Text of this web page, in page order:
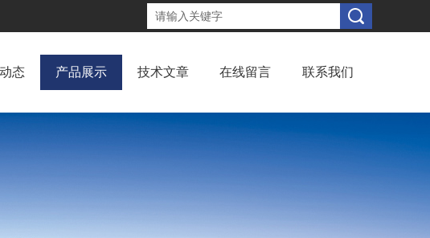
态 产品展示 技术文章 在线留言 联系我们